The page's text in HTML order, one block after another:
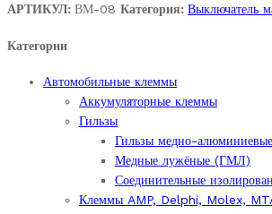
Выключатель
дистанционный
АРТИКУЛ: ВМ-08 Категория: Выключатель
Категории
Автомобильные клеммы
Аккумуляторные клеммы
Гильзы
Гильзы медно-
Медные лужёные (ГМЛ)
Соединительные
Клеммы AMP, Delphi, Molex,